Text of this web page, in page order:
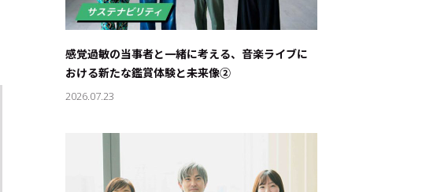
感覚過敏の当事者と一緒に考える、音楽ライブに
おける新たな鑑賞体験と未来像②
2026.07.23